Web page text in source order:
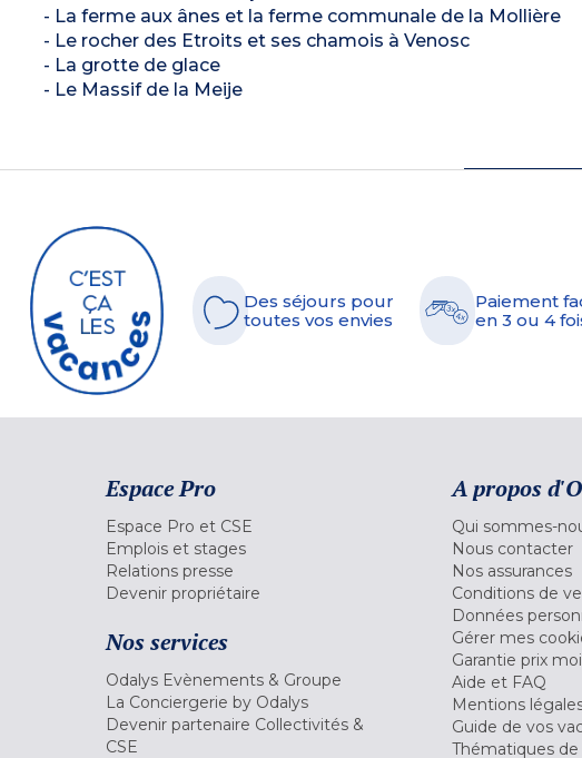
- La ferme aux ânes et la ferme communale de la Mollière
- Le rocher des Etroits et ses chamois à Venosc
- La grotte de glace
- Le Massif de la Meije
Des séjours pour
toutes vos envies
Paiement
en 3 ou 4
Espace Pro
Espace Pro et CSE
Emplois et stages
Relations presse
Devenir propriétaire
Nos services
Odalys Evènements & Groupe
La Conciergerie by Odalys
Devenir partenaire Collectivités &
CSE
A propos
Qui sommes-
Nous contacter
Nos assurances
Conditions de
Données
Gérer mes
Garantie prix
Aide et FAQ
Mentions
Guide de vos
Thématiques